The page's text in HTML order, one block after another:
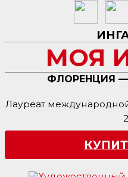
МОЯ
ФЛОРЕНЦИЯ
Лауреат